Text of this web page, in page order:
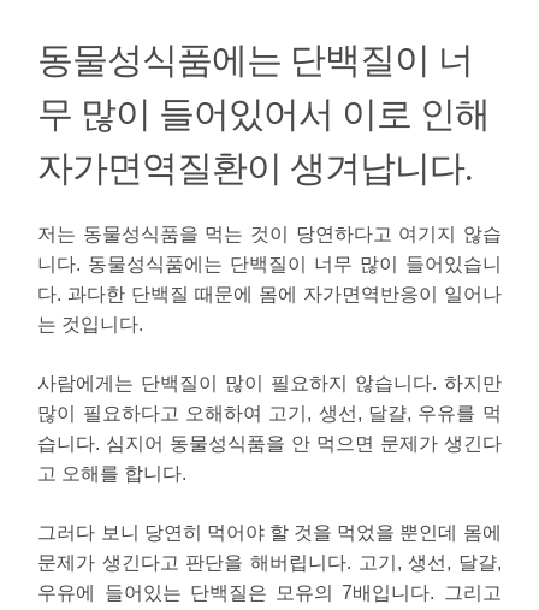
동물성식품에는 단백질이 너
무 많이 들어있어서 이로 인해
자가면역질환이 생겨납니다.
저는 동물성식품을 먹는 것이 당연하다고 여기지 않습
니다. 동물성식품에는 단백질이 너무 많이 들어있습니
다. 과다한 단백질 때문에 몸에 자가면역반응이 일어나
는 것입니다.
사람에게는 단백질이 많이 필요하지 않습니다. 하지만
많이 필요하다고 오해하여 고기, 생선, 달걀, 우유를 먹
습니다. 심지어 동물성식품을 안 먹으면 문제가 생긴다
고 오해를 합니다.
그러다 보니 당연히 먹어야 할 것을 먹었을 뿐인데 몸에
문제가 생긴다고 판단을 해버립니다. 고기, 생선, 달걀,
우유에 들어있는 단백질은 모유의 7배입니다. 그리고